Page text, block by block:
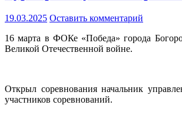
19.03.2025 Оставить комментарий
16 марта в ФОКе «Победа» города
Великой Отечественной войне.
Открыл соревнования начальник
участников соревнований.